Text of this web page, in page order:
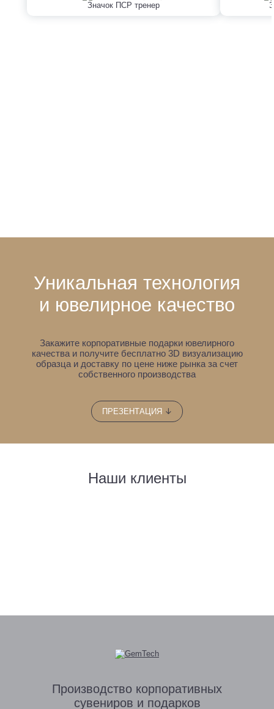
Значок ПСР тренер
Уникальная технология
и ювелирное качество
Закажите корпоративные подарки ювелирного
качества и получите бесплатно 3D визуализацию
образца и доставку по цене ниже рынка за счет
собственного производства
ПРЕЗЕНТАЦИЯ ↓
Наши клиенты
Производство корпоративных
сувениров и подарков